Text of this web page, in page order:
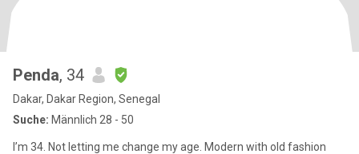
Penda, 34
Dakar, Dakar Region, Senegal
Suche: Männlich 28 - 50
I’m 34. Not letting me change my age. Modern with old fashion